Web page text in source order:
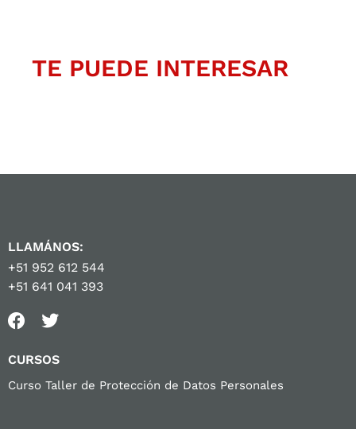
TE PUEDE INTERESAR
LLAMÁNOS:
+51 952 612 544
+51 641 041 393
CURSOS
Curso Taller de Protección de Datos Personales